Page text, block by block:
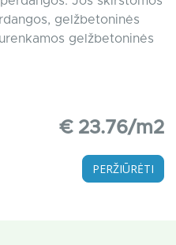
gelžbetoninės
gelžbetoninės
€ 23.76/m2
PERŽIŪRĖTI